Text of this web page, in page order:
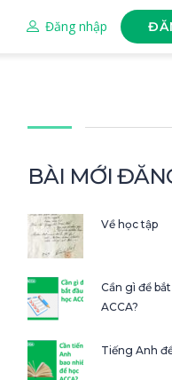
Đăng nhập
BÀI MỚI
Về học tập
Cần gì để
ACCA?
Tiếng Anh